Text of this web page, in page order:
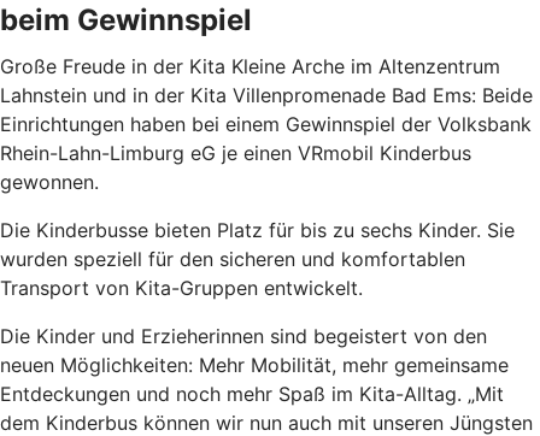
beim Gewinnspiel
Große Freude in der Kita Kleine Arche im Altenzentrum
Lahnstein und in der Kita Villenpromenade Bad Ems: Beide
Einrichtungen haben bei einem Gewinnspiel der Volksbank
Rhein-Lahn-Limburg eG je einen VRmobil Kinderbus
gewonnen.
Die Kinderbusse bieten Platz für bis zu sechs Kinder. Sie
wurden speziell für den sicheren und komfortablen
Transport von Kita-Gruppen entwickelt.
Die Kinder und Erzieherinnen sind begeistert von den
neuen Möglichkeiten: Mehr Mobilität, mehr gemeinsame
Entdeckungen und noch mehr Spaß im Kita-Alltag. „Mit
dem Kinderbus können wir nun auch mit unseren Jüngsten